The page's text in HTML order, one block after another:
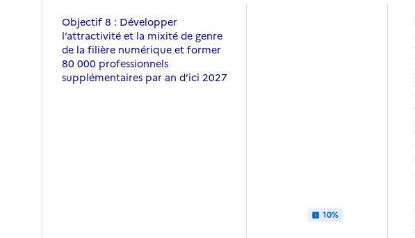
Objectif 8 : Développer
l’attractivité et la mixité de genre
de la filière numérique et former
80 000 professionnels
supplémentaires par an d’ici 2027
10%